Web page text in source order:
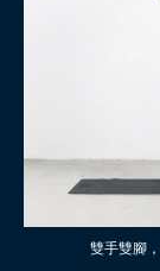
雙手雙腳